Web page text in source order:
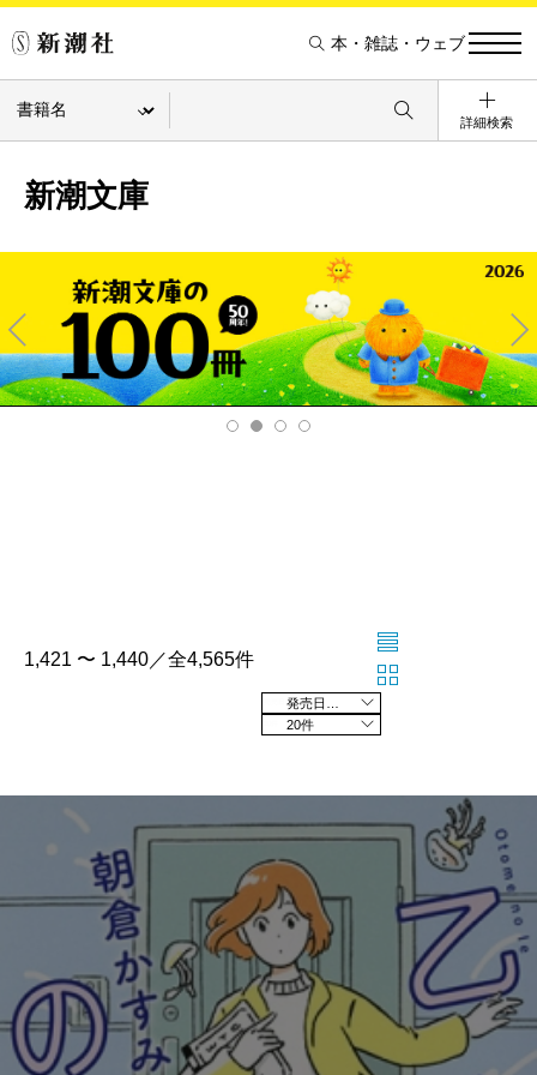
本・雑誌・ウェブ
詳細検索
新潮文庫
Pre
v
Ne
xt
1,421 〜 1,440／全4,565件
20件